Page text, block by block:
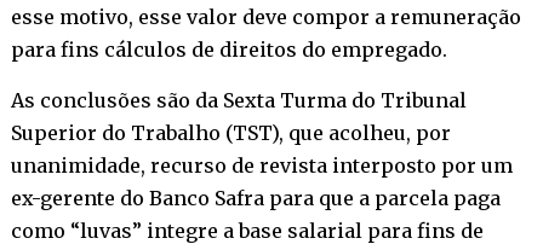
esse motivo, esse valor deve compor a remuneração
para fins cálculos de direitos do empregado.
As conclusões são da Sexta Turma do Tribunal
Superior do Trabalho (TST), que acolheu, por
unanimidade, recurso de revista interposto por um
ex-gerente do Banco Safra para que a parcela paga
como “luvas” integre a base salarial para fins de